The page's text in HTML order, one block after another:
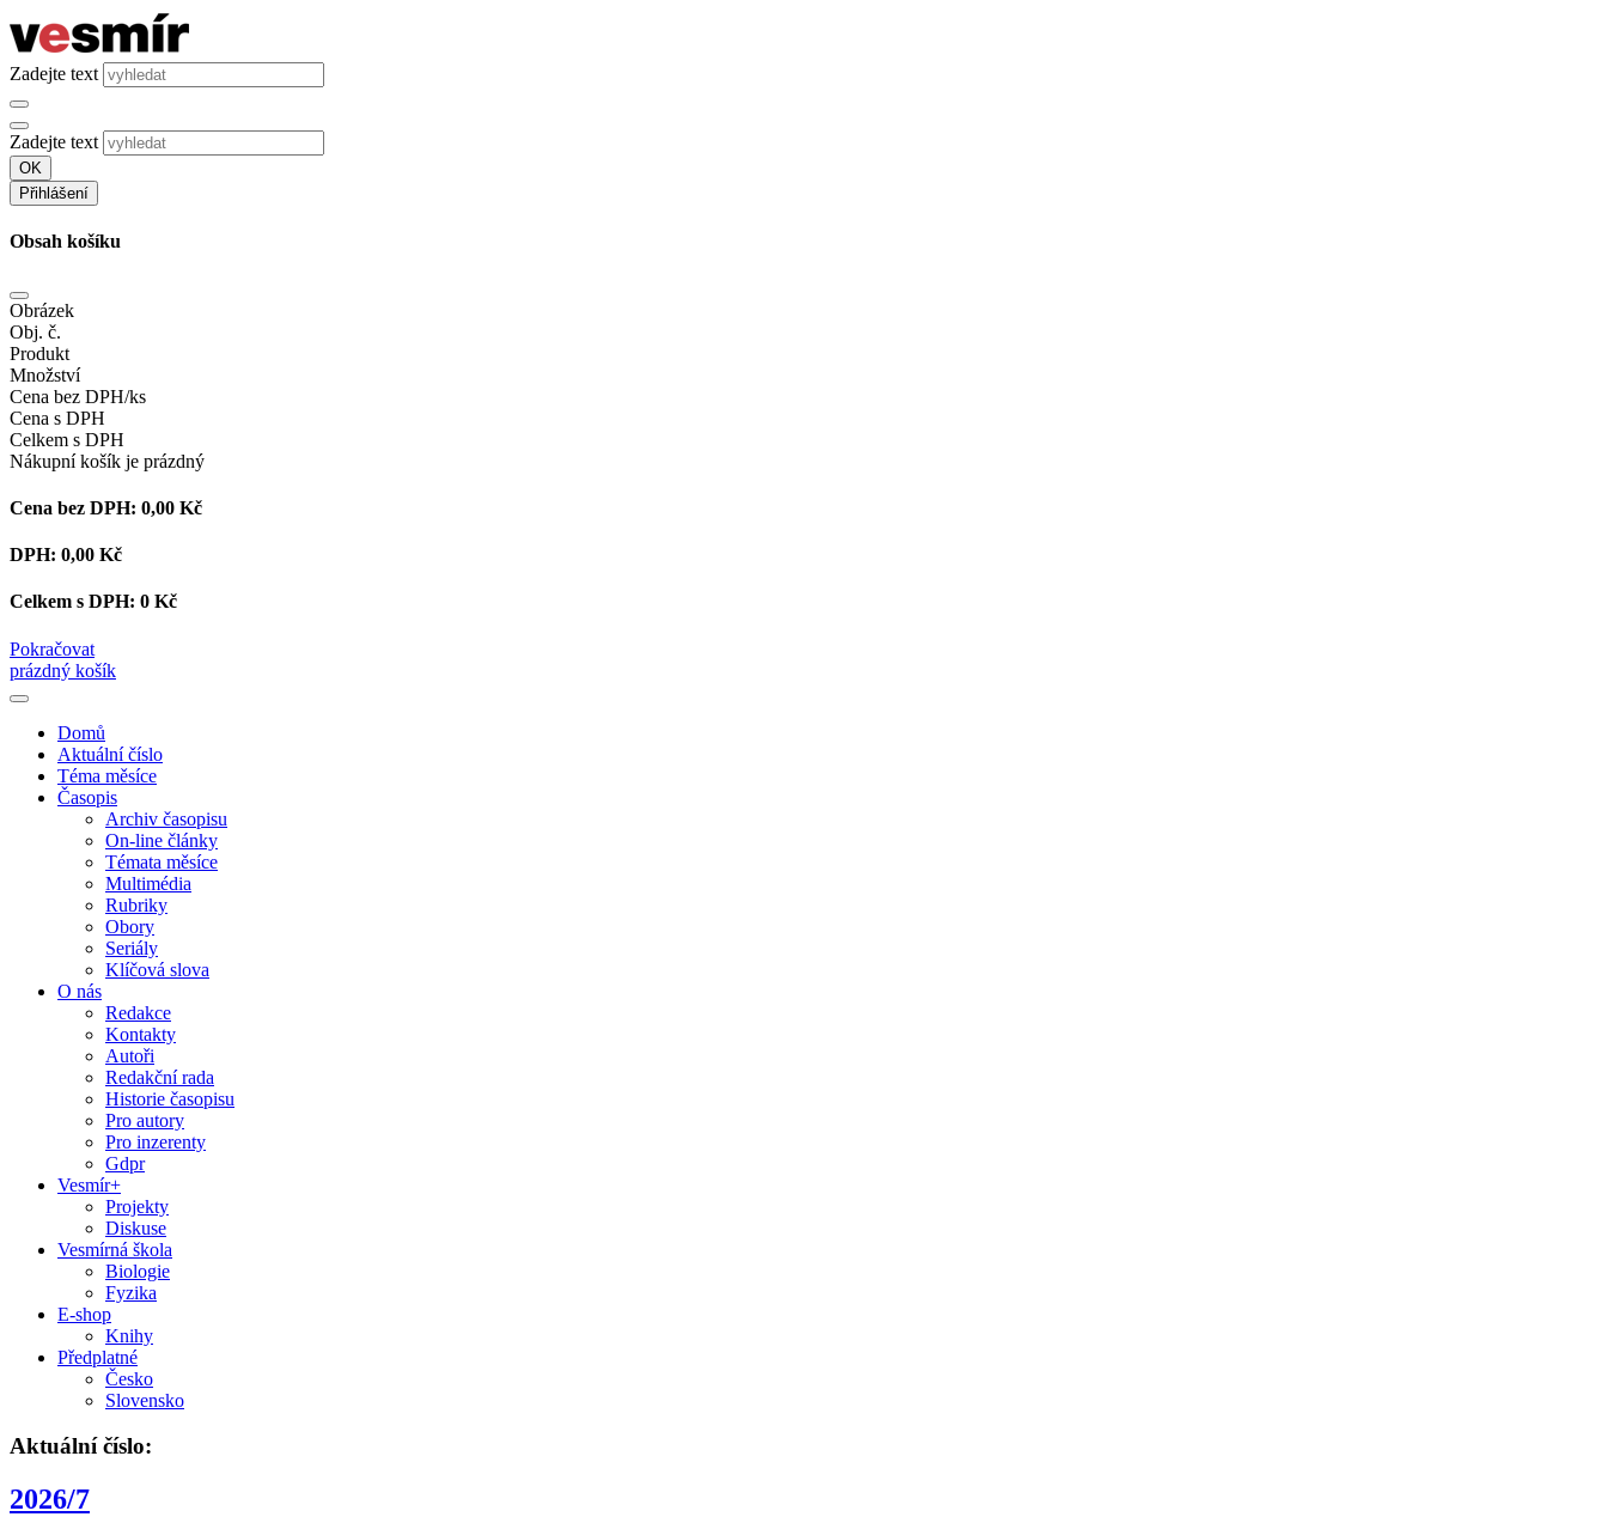
Zadejte text
Zadejte text
OK
Přihlášení
Obsah košíku
Obrázek
Obj. č.
Produkt
Množství
Cena bez DPH/ks
Cena s DPH
Celkem s DPH
Nákupní košík je prázdný
Cena bez DPH: 0,00 Kč
DPH: 0,00 Kč
Celkem s DPH: 0 Kč
Pokračovat
prázdný košík
Domů
Aktuální číslo
Téma měsíce
Časopis
Archiv časopisu
On-line články
Témata měsíce
Multimédia
Rubriky
Obory
Seriály
Klíčová slova
O nás
Redakce
Kontakty
Autoři
Redakční rada
Historie časopisu
Pro autory
Pro inzerenty
Gdpr
Vesmír+
Projekty
Diskuse
Vesmírná škola
Biologie
Fyzika
E-shop
Knihy
Předplatné
Česko
Slovensko
Aktuální číslo:
2026/7